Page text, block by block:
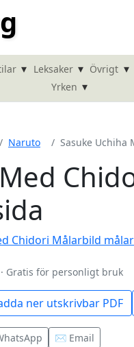
▾ Leksaker ▾ Övrigt ▾
Yrken ▾
Naruto Sasuke Uchiha
Gratis för personligt bruk
ner utskrivbar PDF
✉️ Email